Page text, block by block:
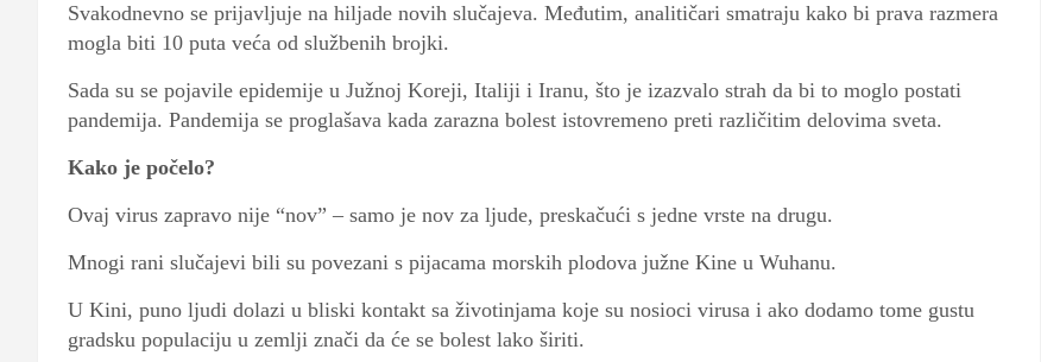
Svakodnevno se prijavljuje na hiljade novih slučajeva. Međutim, analitičari smatraju kako bi prava razmera
mogla biti 10 puta veća od službenih brojki.
Sada su se pojavile epidemije u Južnoj Koreji, Italiji i Iranu, što je izazvalo strah da bi to moglo postati
pandemija. Pandemija se proglašava kada zarazna bolest istovremeno preti različitim delovima sveta.
Kako je počelo?
Ovaj virus zapravo nije “nov” – samo je nov za ljude, preskačući s jedne vrste na drugu.
Mnogi rani slučajevi bili su povezani s pijacama morskih plodova južne Kine u Wuhanu.
U Kini, puno ljudi dolazi u bliski kontakt sa životinjama koje su nosioci virusa i ako dodamo tome gustu
gradsku populaciju u zemlji znači da će se bolest lako širiti.